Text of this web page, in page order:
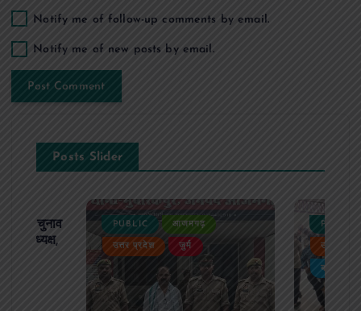
Notify me of follow-up comments by email.
Notify me of new posts by email.
Posts Slider
का चुनाव
बने अध्यक्ष,
PUBLIC आजमगढ़
उत्तर प्रदेश जुर्म
PUBLIC
उत्तर
बड़ी खबर